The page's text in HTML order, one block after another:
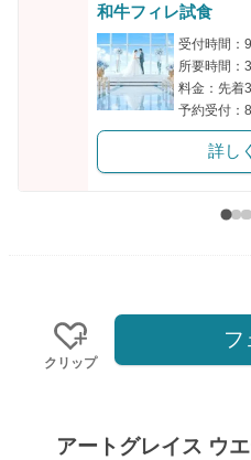
和牛フィレ試食
所要時間：
予約受付：
詳し
クリップ
フ
アートグレイス ウ